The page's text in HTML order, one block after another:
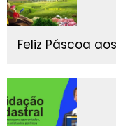
Feliz Páscoa